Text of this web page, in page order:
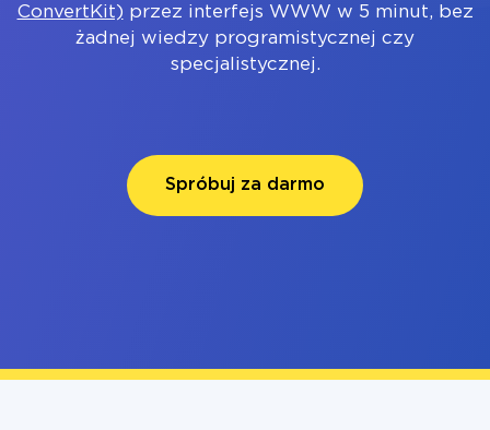
ConvertKit) przez interfejs WWW w 5 minut, bez
żadnej wiedzy programistycznej czy
specjalistycznej.
Spróbuj za darmo